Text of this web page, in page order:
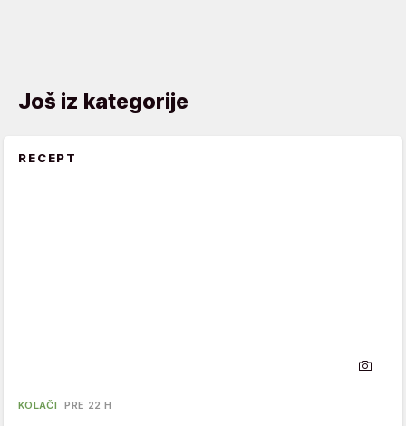
Još iz kategorije
RECEPT
KOLAČI PRE 22 H